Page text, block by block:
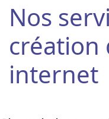
Nos
création
internet